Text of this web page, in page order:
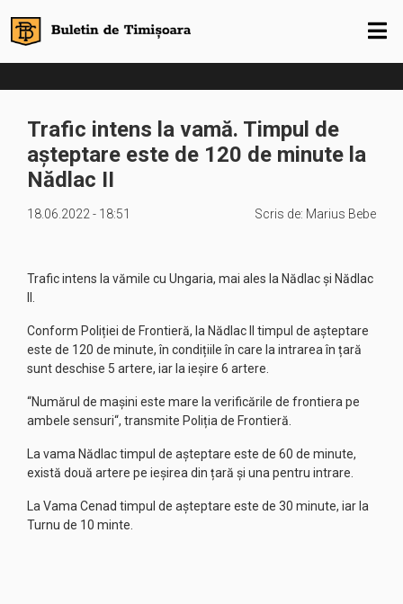
Trafic intens la vamă. Timpul de
așteptare este de 120 de minute la
Nădlac II
18.06.2022 - 18:51 Scris de: Marius Bebe
Trafic intens la vămile cu Ungaria, mai ales la Nădlac și Nădlac
Conform Poliției de Frontieră, la Nădlac II timpul de așteptare
este de 120 de minute, în condițiile în care la intrarea în țară
sunt deschise 5 artere, iar la ieșire 6 artere.
“Numărul de mașini este mare la verificările de frontiera pe
ambele sensuri“, transmite Poliția de Frontieră.
La vama Nădlac timpul de așteptare este de 60 de minute,
există două artere pe ieșirea din țară și una pentru intrare.
La Vama Cenad timpul de așteptare este de 30 minute, iar la
Turnu de 10 minte.